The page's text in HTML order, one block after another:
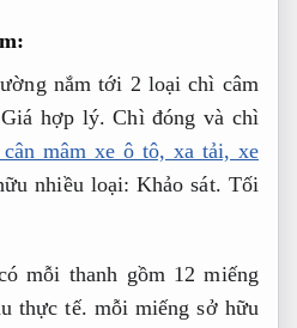
nắm tới 2 loại chì câm
Giá hợp lý. Chì đóng và chì
mâm xe ô tô, xa tải, xe
nhiều loại:Khảo sát. Tối
mỗi thanh gồm 12 miếng
thực tế. mỗi miếng sở hữu